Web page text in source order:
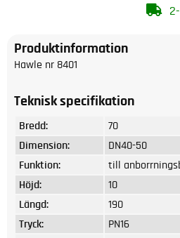
Produktinformation
Hawle nr 8401
Teknisk specifikation
Bredd:
70
Dimension:
DN40-50
Funktion:
till
Höjd:
10
Längd:
190
Tryck:
PN16